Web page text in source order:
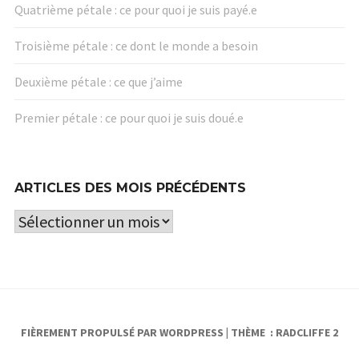
Quatrième pétale : ce pour quoi je suis payé.e
Troisième pétale : ce dont le monde a besoin
Deuxième pétale : ce que j’aime
Premier pétale : ce pour quoi je suis doué.e
ARTICLES DES MOIS PRÉCÉDENTS
Articles
FIÈREMENT PROPULSÉ PAR WORDPRESS | THÈME : RADCLIFFE 2